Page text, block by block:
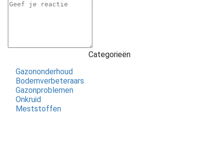
Categorieën
Gazononderhoud
Bodemverbeteraars
Gazonproblemen
Onkruid
Meststoffen